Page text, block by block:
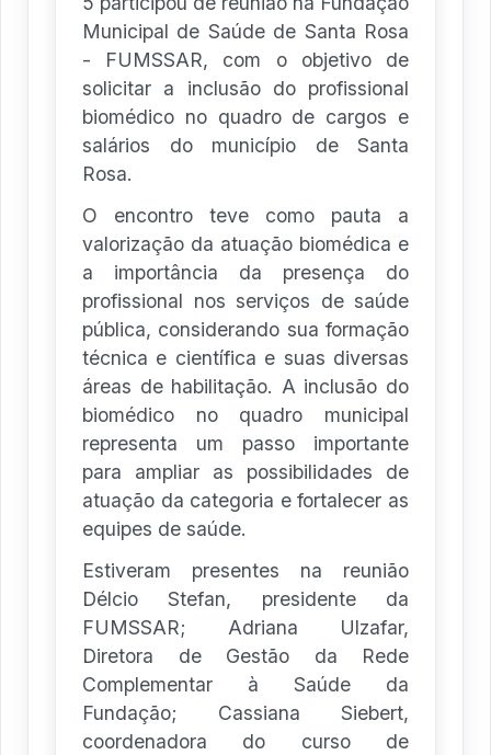
Municipal de Saúde de Santa Rosa
- FUMSSAR, com o objetivo de
solicitar a inclusão do profissional
biomédico no quadro de cargos e
salários do município de Santa
Rosa.
O encontro teve como pauta a
valorização da atuação biomédica e
a importância da presença do
profissional nos serviços de saúde
pública, considerando sua formação
técnica e científica e suas diversas
áreas de habilitação. A inclusão do
biomédico no quadro municipal
representa um passo importante
para ampliar as possibilidades de
atuação da categoria e fortalecer as
equipes de saúde.
Estiveram presentes na reunião
Délcio Stefan, presidente da
FUMSSAR; Adriana Ulzafar,
Diretora de Gestão da Rede
Complementar à Saúde da
Fundação; Cassiana Siebert,
coordenadora do curso de